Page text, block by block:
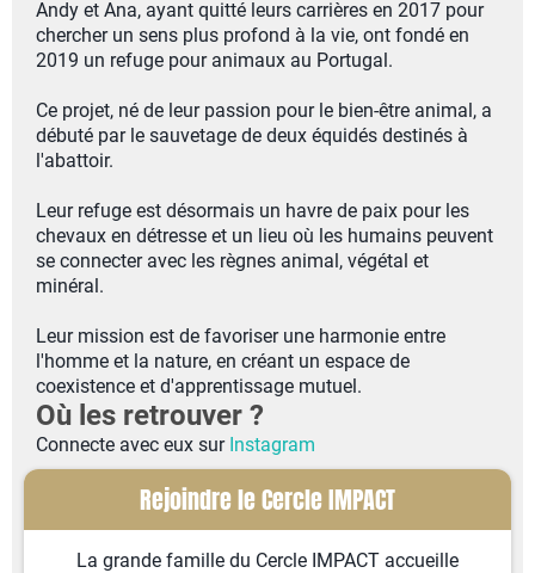
Andy et Ana, ayant quitté leurs carrières en 2017 pour
chercher un sens plus profond à la vie, ont fondé en
2019 un refuge pour animaux au Portugal.
Ce projet, né de leur passion pour le bien-être animal, a
débuté par le sauvetage de deux équidés destinés à
l'abattoir.
Leur refuge est désormais un havre de paix pour les
chevaux en détresse et un lieu où les humains peuvent
se connecter avec les règnes animal, végétal et
minéral.
Leur mission est de favoriser une harmonie entre
l'homme et la nature, en créant un espace de
coexistence et d'apprentissage mutuel.
Où les retrouver ?
Connecte avec eux sur Instagram
Rejoindre le Cercle IMPACT
La grande famille du Cercle IMPACT accueille